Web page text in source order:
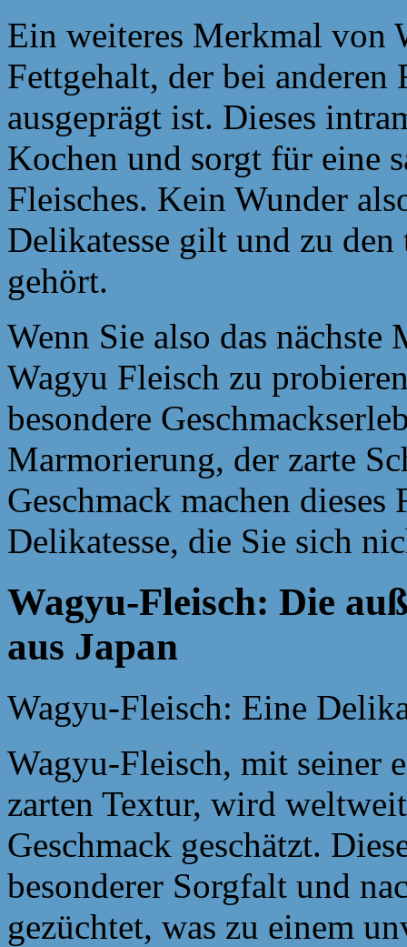
Ein weiteres Merkmal von
Fettgehalt, der bei
ausgeprägt ist. Dieses
Kochen und sorgt für eine
Fleisches. Kein Wunder
Delikatesse gilt und zu den
gehört.
Wenn Sie also das nächste
Wagyu Fleisch zu
besondere
Marmorierung, der zarte
Geschmack machen
Delikatesse, die Sie sich
Wagyu-Fleisch: Die
aus Japan
Wagyu-Fleisch: Eine
Wagyu-Fleisch, mit seiner
zarten Textur, wird
Geschmack geschätzt.
besonderer Sorgfalt und
gezüchtet, was zu einem